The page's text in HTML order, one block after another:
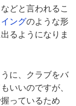
どと言われるこ
ングのような形
るようになりま
に、クラブをバ
いいのですが、
っているため